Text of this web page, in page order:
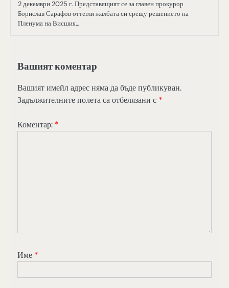
2 декември 2025 г. Представящият се за главен прокурор
Борислав Сарафов оттегли жалбата си срещу решението на
Пленума на Висшия…
Вашият коментар
Вашият имейл адрес няма да бъде публикуван.
Задължителните полета са отбелязани с *
Коментар: *
Име *